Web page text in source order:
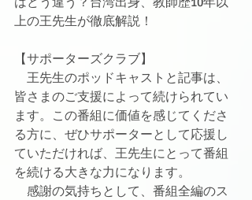
上の王先生が徹底解説！
【サポーターズクラブ】
王先生のポッドキャストと記事は、
皆さまのご支援によって続けられてい
ます。この番組に価値を感じてくださ
る方に、ぜひサポーターとして応援し
ていただければ、王先生にとって番組
を続ける大きな力になります。
感謝の気持ちとして、番組全編のス